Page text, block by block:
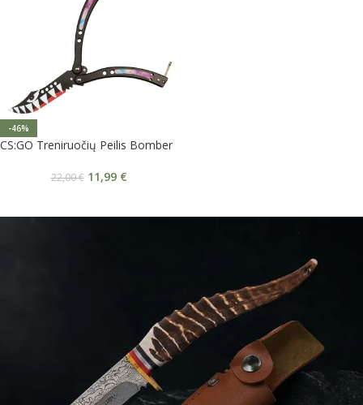
-46%
CS:GO Treniruočių Peilis Bomber
22,00€ 11,99 €